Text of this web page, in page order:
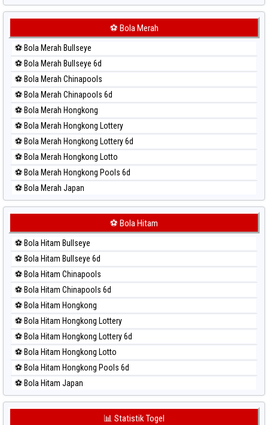
Paito Harian Sydney Lottery
Paito Harian Sydney Lottery 6d
Paito Harian Sydney Lotto
Paito Harian Sydney Pools 6d
Paito Harian Taipei
Paito Harian Taiwan
⚽ Bola Merah
⚽ Bola Merah Bullseye
⚽ Bola Merah Bullseye 6d
⚽ Bola Merah Chinapools
⚽ Bola Merah Chinapools 6d
⚽ Bola Merah Hongkong
⚽ Bola Merah Hongkong Lottery
⚽ Bola Merah Hongkong Lottery 6d
⚽ Bola Merah Hongkong Lotto
⚽ Bola Merah Hongkong Pools 6d
⚽ Bola Merah Japan
⚽ Bola Merah Japan 6d
⚽ Bola Merah Kuda Lari
⚽ Bola Merah Magnum Cambodia
⚽ Bola Merah Nagoya
⚽ Bola Merah North Carolina Day
⚽ Bola Merah Pcso
⚽ Bola Merah Sao Paulo
⚽ Bola Merah Singapore
⚽ Bola Merah Sydney
⚽ Bola Merah Sydney Lottery
⚽ Bola Merah Sydney Lottery 6d
⚽ Bola Merah Sydney Lotto
⚽ Bola Hitam
⚽ Bola Hitam Bullseye
⚽ Bola Hitam Bullseye 6d
⚽ Bola Hitam Chinapools
⚽ Bola Hitam Chinapools 6d
⚽ Bola Hitam Hongkong
⚽ Bola Hitam Hongkong Lottery
⚽ Bola Hitam Hongkong Lottery 6d
⚽ Bola Hitam Hongkong Lotto
⚽ Bola Hitam Hongkong Pools 6d
⚽ Bola Hitam Japan
⚽ Bola Hitam Japan 6d
📊 Statistik Togel